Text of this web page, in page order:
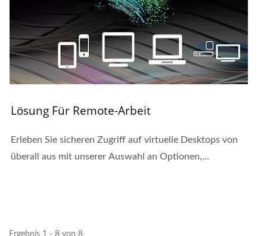
Lösung Für Remote-Arbeit
Erleben Sie sicheren Zugriff auf virtuelle Desktops von
überall aus mit unserer Auswahl an Optionen,...